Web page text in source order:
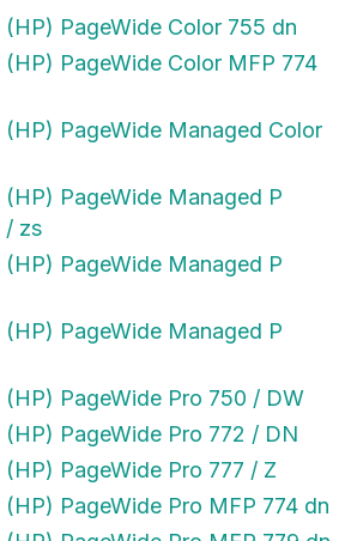
PageWide Color 755 dn
PageWide Color MFP 774
PageWide Managed Color
PageWide Managed P
/ zs
PageWide Managed P
PageWide Managed P
PageWide Pro 750 / DW
PageWide Pro 772 / DN
PageWide Pro 777 / Z
PageWide Pro MFP 774 dn